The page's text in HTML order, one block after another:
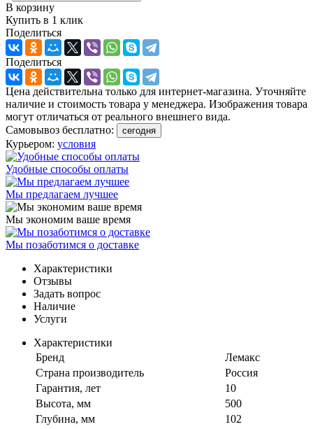
В корзину
Купить в 1 клик
Поделиться
Поделиться
Цена действительна только для интернет-магазина. Уточняйте
наличие и стоимость товара у менеджера. Изображения товара
могут отличаться от реального внешнего вида.
Самовывоз бесплатно:
сегодня
Курьером: условия
Удобные способы оплаты
Мы предлагаем лучшее
Мы экономим ваше время
Мы позаботимся о доставке
Характеристики
Отзывы
Задать вопрос
Наличие
Услуги
Характеристики
Бренд
Лемакс
Страна производитель
Россия
Гарантия, лет
10
Высота, мм
500
Глубина, мм
102